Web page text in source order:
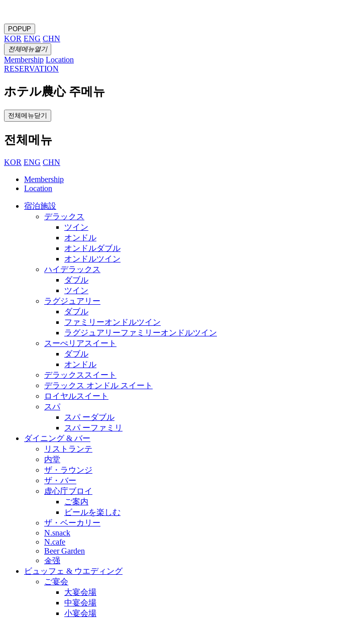
POPUP
KOR ENG CHN
전체메뉴열기
Membership Location
RESERVATION
ホテル農心 주메뉴
전체메뉴닫기
전체메뉴
KOR ENG CHN
Membership
Location
宿泊施設
デラックス
ツイン
オンドル
オンドルダブル
オンドルツイン
ハイデラックス
ダブル
ツイン
ラグジュアリー
ダブル
ファミリーオンドルツイン
ラグジュアリーファミリーオンドルツイン
スーぺリアスイート
ダブル
オンドル
デラックススイート
デラックス オンドル スイート
ロイヤルスイート
スパ
スパ ーダブル
スパ ーファミリ
ダイニング & バー
リストランテ
内堂
ザ・ラウンジ
ザ・バー
虚心庁ブロイ
ご案内
ビールを楽しむ
ザ・ベーカリー
N.snack
N.cafe
Beer Garden
金强
ビュッフェ & ウエディング
ご宴会
大宴会場
中宴会場
小宴会場